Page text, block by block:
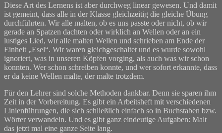
Diese Art des Lernens ist aber durchweg linear gewesen. Und damit
ist gemeint, dass alle in der Klasse gleichzeitig die gleiche Übung
durchführten. Wir alle malten, ob es uns passte oder nicht, ob wir
gerade an Spatzen dachten oder wirklich an Wellen oder an ein
lustiges Lied, wir alle malten Wellen und schrieben am Ende der
Einheit „Esel“. Wir waren gleichgeschaltet und es wurde sowohl
ignoriert, was in unseren Köpfen vorging, als auch was wir schon
konnten. Wer schon schreiben konnte, und wer sofort erkannte, dass
er da keine Wellen malte, der malte trotzdem.
Für den Lehrer sind solche Methoden dankbar. Denn sie sparen ihm
Zeit in der Vorbereitung. Es gibt ein Arbeitsheft mit verschiedenen
Linienführungen, die sich schließlich einfach so in Buchstaben bzw.
Wörter verwandeln. Und es gibt ganz eindeutige Aufgaben: Malt
das jetzt mal eine ganze Seite lang.